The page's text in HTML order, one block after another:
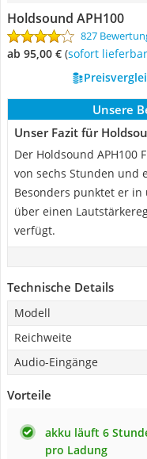
Holdsound APH100
827
ab 95,00 € ( Sofort lieferbar
Unsere
Unser Fazit für
Der Holdsound APH100
von sechs Stunden und
Besonders punktet er in
über einen
verfügt.
Technische Details
Modell
Reichweite
Audio-Eingänge
Vorteile
akku läuft 6
pro Ladung